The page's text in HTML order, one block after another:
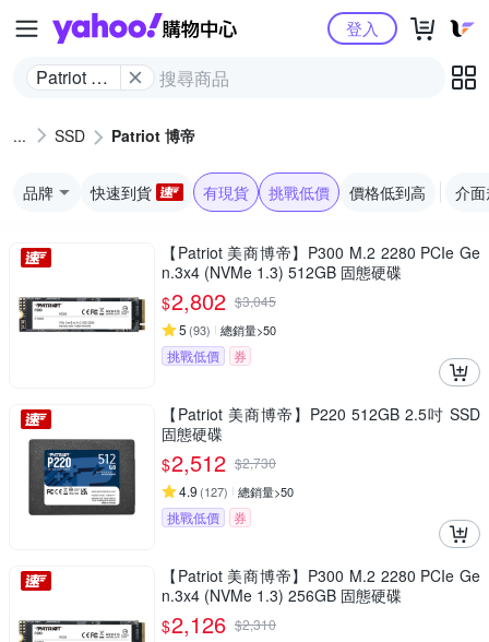
Yahoo購物中心
Patriot 博
登入
SSD Patriot 博帝
品牌 快速到貨 有現貨 挑戰低價 價格低到高 介
【Patriot 美商博帝】P300 M.2 2280 PCIe Ge
n.3x4 (NVMe 1.3) 512GB 固態硬碟
$2,802 $3,045
5 (93) 總銷量>50
挑戰低價 券
【Patriot 美商博帝】P220 512GB 2.5吋 SSD
固態硬碟
$2,512 $2,730
4.9 (127) 總銷量>50
挑戰低價 券
【Patriot 美商博帝】P300 M.2 2280 PCIe Ge
n.3x4 (NVMe 1.3) 256GB 固態硬碟
$2,126 $2,310